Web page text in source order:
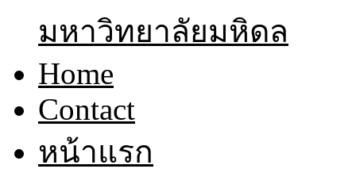
มหาวิทยาลัยมหิดล
Home
Contact
หน้าแรก